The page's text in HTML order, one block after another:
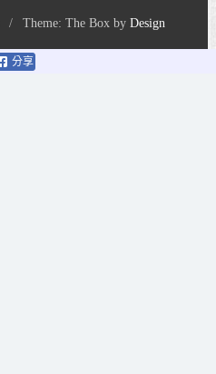
分享
/ Theme: The Box byDesign